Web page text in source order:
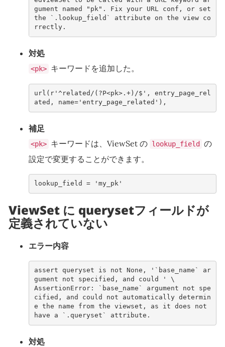
gument named "pk". Fix your URL conf, or set
the `.lookup_field` attribute on the view co
rrectly.
対処
<pk> キーワードを追加した。
url ( r'^related/(?P<pk>.+)/$' ,
entry_page_rel
ated , name='entry_page_related' ),
補足
<pk> キーワードは、ViewSet の lookup_field の
設定で変更することができます。
lookup_field = 'my_pk'
ViewSet に querysetフィールドが
定義されていない
エラー内容
assert queryset is not None, '`base_name` ar
gument not specified, and could ' \
AssertionError: `base_name` argument not spe
cified, and could not automatically determin
e the name from the viewset, as it does not
have a `.queryset` attribute.
対処